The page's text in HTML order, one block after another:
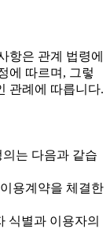
항은 관계 법령에
에 따르며, 그렇
관례에 따릅니다.
는 다음과 같습
용계약을 체결한
식별과 이용자의